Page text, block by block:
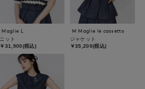
Maglie L
ニット
￥31,900(税込)
M Maglie le cassetto
ジャケット
￥35,200(税込)